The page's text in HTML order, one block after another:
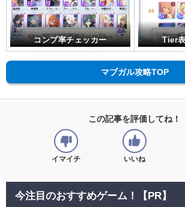
コンプ率チェッカー Tier
マブガル攻略TOP
この記事を評価してね！
イマイチ いいね
今注目のおすすめゲーム！【PR】